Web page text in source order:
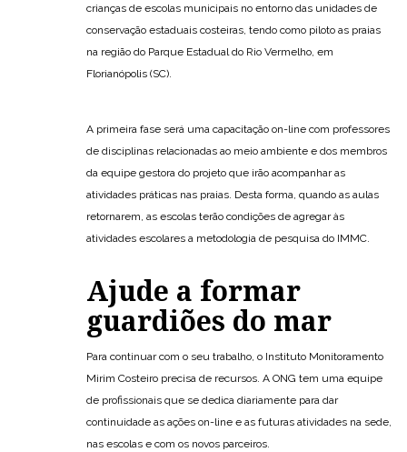
crianças de escolas municipais no entorno das unidades de
conservação estaduais costeiras, tendo como piloto as praias
na região do Parque Estadual do Rio Vermelho, em
Florianópolis (SC).
A primeira fase será uma capacitação on-line com professores
de disciplinas relacionadas ao meio ambiente e dos membros
da equipe gestora do projeto que irão acompanhar as
atividades práticas nas praias. Desta forma, quando as aulas
retornarem, as escolas terão condições de agregar às
atividades escolares a metodologia de pesquisa do IMMC.
Ajude a formar
guardiões do mar
Para continuar com o seu trabalho, o Instituto Monitoramento
Mirim Costeiro precisa de recursos. A ONG tem uma equipe
de profissionais que se dedica diariamente para dar
continuidade as ações on-line e as futuras atividades na sede,
nas escolas e com os novos parceiros.